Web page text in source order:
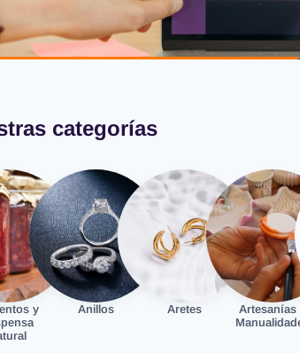
categorías
y
Anillos Aretes
Artesanías